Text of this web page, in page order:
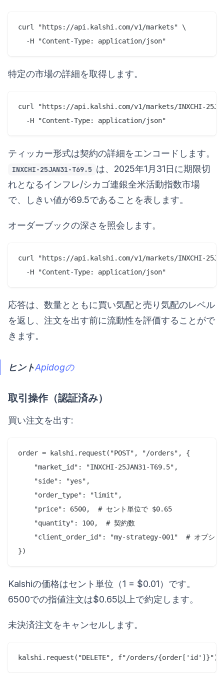
curl "https://api.kalshi.com/v1/markets" \
特定の市場の詳細を取得します。
curl "https://api.kalshi.com/v1/markets/INXCHI-
ティッカー形式は契約の詳細をエンコードします。
INXCHI-25JAN31-T69.5 は、2025年1月31日に期限切
れとなるインフレ/シカゴ連銀全米活動指数市場
で、しきい値が69.5であることを表します。
オーダーブックの深さを照会します。
curl "https://api.kalshi.com/v1/markets/INXCHI-
応答は、数量とともに買い気配と売り気配のレベル
を返し、注文を出す前に流動性を評価することがで
きます。
ヒントApidogの
取引操作（認証済み）
買い注文を出す:
order = kalshi.request("POST", "/orders", {
    "market_id": "INXCHI-25JAN31-T69.5",
    "side": "yes",
    "order_type": "limit",
    "price": 6500,  # セント単位で $0.65
    "quantity": 100,  # 契約数
"client_order_id": "my-strategy-001"  # オプショ
Kalshiの価格はセント単位（1 = $0.01）です。
6500での指値注文は$0.65以上で約定します。
未決済注文をキャンセルします。